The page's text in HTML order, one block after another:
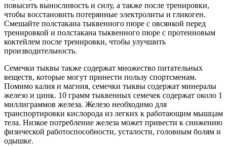
повысить выносливость и силу, а также после тренировки,
чтобы восстанов­ить потерянные электролиты и гликоген.
Смешайте полстакана тыквенного пюре с овсянкой перед
тренировкой и полстакана тыквенного пюре с протеиновым
коктейлем после тренировки, чтобы улучшить
производительность.
Семечки тыквы также содержат множество питательных
веществ, которые могут принести пользу спортсменам.
Помимо калия и магния, семечки тыквы содержат минералы
железо и цинк. 10 грамм тыквенных семечек содержат около 1
миллиграммов железа. Железо необходимо для
транспортировки кислорода из легких к работающим мышцам
тела. Низкое потребление железа может привести к снижению
физической работоспо­собности, усталости, головным болям и
одышке.